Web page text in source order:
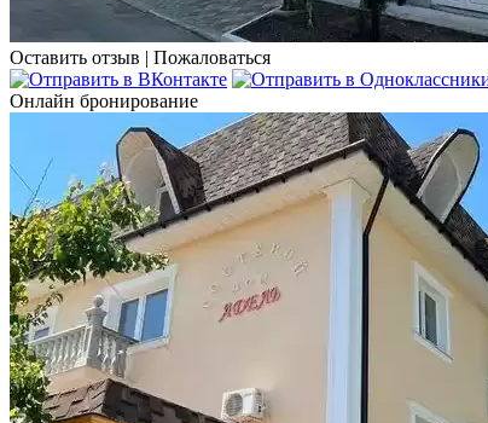
Оставить отзыв | Пожаловаться
Онлайн бронирование